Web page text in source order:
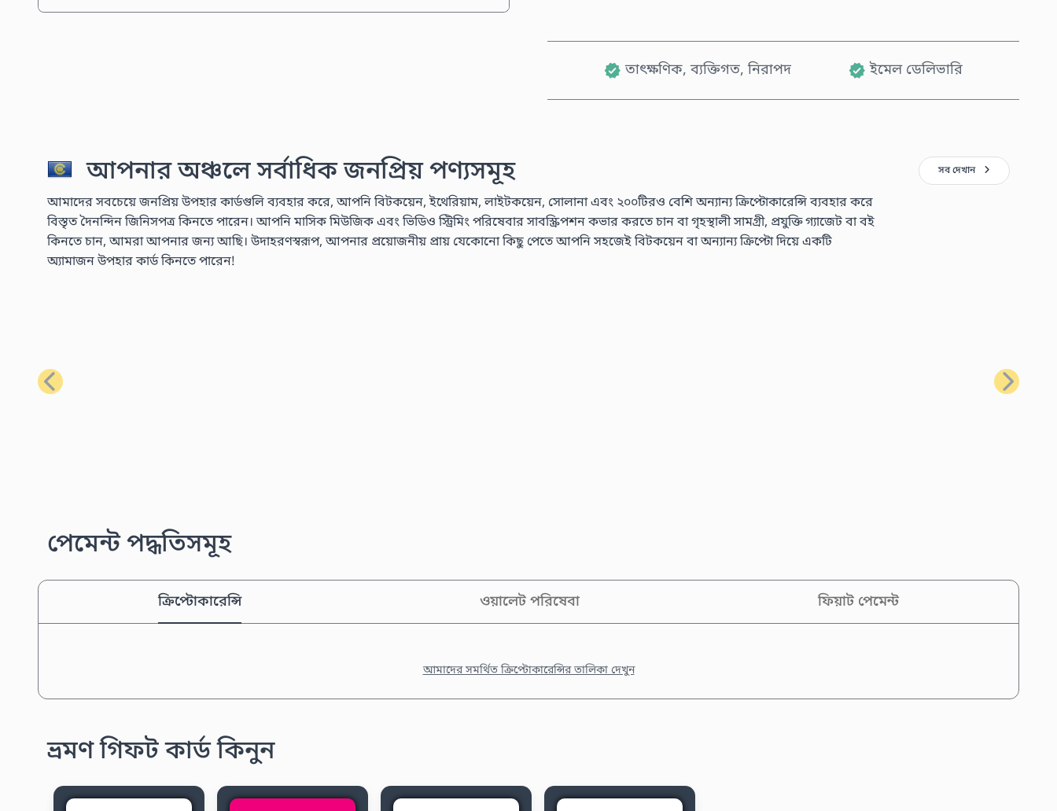
তাৎক্ষণিক, ব্যক্তিগত, নিরাপদ ইমেল ডেলিভারি
আপনার অঞ্চলে সর্বাধিক জনপ্রিয় পণ্যসমূহ
আমাদের সবচেয়ে জনপ্রিয় উপহার কার্ডগুলি ব্যবহার করে, আপনি বিটকয়েন, ইথেরিয়াম, লাইটকয়েন, সোলানা এবং ২০০টিরও বেশি অন্যান্য ক্রিপ্টোকারেন্সি ব্যবহার করে
বিস্তৃত দৈনন্দিন জিনিসপত্র কিনতে পারেন। আপনি মাসিক মিউজিক এবং ভিডিও স্ট্রিমিং পরিষেবার সাবস্ক্রিপশন কভার করতে চান বা গৃহস্থালী সামগ্রী, প্রযুক্তি গ্যাজেট বা বই
কিনতে চান, আমরা আপনার জন্য আছি। উদাহরণস্বরূপ, আপনার প্রয়োজনীয় প্রায় যেকোনো কিছু পেতে আপনি সহজেই বিটকয়েন বা অন্যান্য ক্রিপ্টো দিয়ে একটি
অ্যামাজন উপহার কার্ড কিনতে পারেন!
সব দেখান
পূর্ববর্তী পরবর্তী
পেমেন্ট পদ্ধতিসমূহ
ক্রিপ্টোকারেন্সি ওয়ালেট পরিষেবা ফিয়াট পেমেন্ট
আমাদের সমর্থিত ক্রিপ্টোকারেন্সির তালিকা দেখুন
ভ্রমণ গিফট কার্ড কিনুন